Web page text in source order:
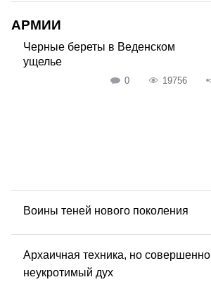
АРМИИ
Черные береты в Веденском
ущелье
0 19756
Воины теней нового поколения
Архаичная техника, но совершенно
неукротимый дух